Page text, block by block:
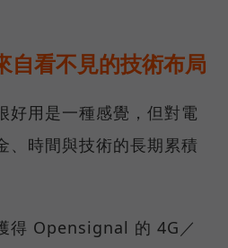
自看不見的技術布局
好用是一種感覺，但對電
、時間與技術的長期累積
得 Opensignal 的 4G／